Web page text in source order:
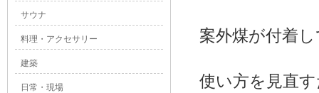
案外煤が付着
使い方を見直
サウナ
料理・アクセサリー
建築
日常・現場